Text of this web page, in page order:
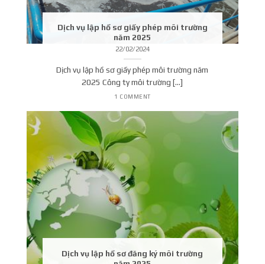
Dịch vụ lập hồ sơ giấy phép môi trường
năm 2025
22/02/2024
Dịch vụ lập hồ sơ giấy phép môi trường năm
2025 Công ty môi trường [...]
1 COMMENT
Dịch vụ lập hồ sơ đăng ký môi trường